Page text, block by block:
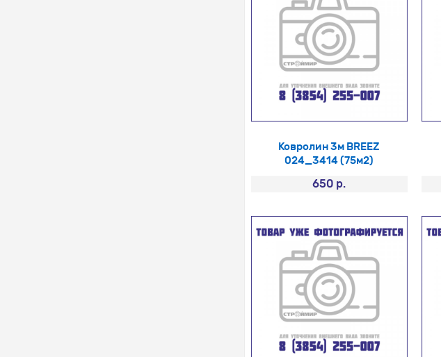
Ковролин 3м BREEZ
024_3414 (75м2)
650 р.